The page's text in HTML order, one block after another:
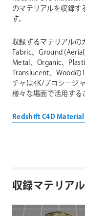
のマテリアルを収録
す。
収録するマテリアルの
Fabric、Ground
Metal、Organic、
Translucent、Woodの
チャは4K/プロシージ
様々な場面で活用する
Redshift C4D
収録マテリア